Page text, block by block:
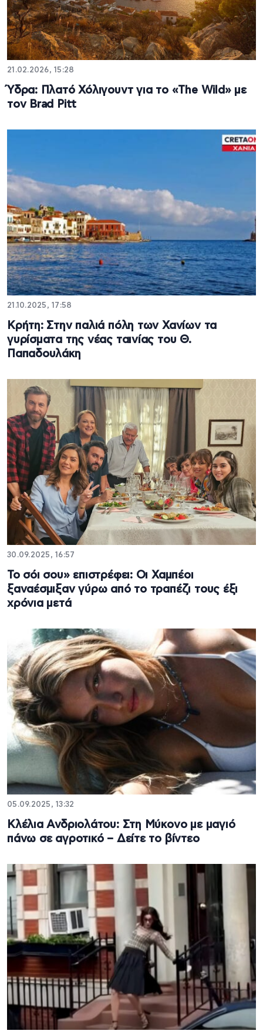
21.02.2026, 15:28
Ύδρα: Πλατό Χόλιγουντ για το «The Wild» με
τον Brad Pitt
21.10.2025, 17:58
Κρήτη: Στην παλιά πόλη των Χανίων τα
γυρίσματα της νέας ταινίας του Θ.
Παπαδουλάκη
30.09.2025, 16:57
Το σόι σου» επιστρέφει: Οι Χαμπέοι
ξαναέσμιξαν γύρω από το τραπέζι τους έξι
χρόνια μετά
05.09.2025, 13:32
Κλέλια Ανδριολάτου: Στη Μύκονο με μαγιό
πάνω σε αγροτικό – Δείτε το βίντεο